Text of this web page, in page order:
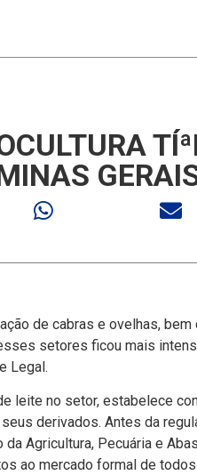
de cabras e ovelhas,
setores ficou mais
Legal.
leite no setor, estabelece
derivados. Antes da
Agricultura, Pecuária e
ao mercado formal de